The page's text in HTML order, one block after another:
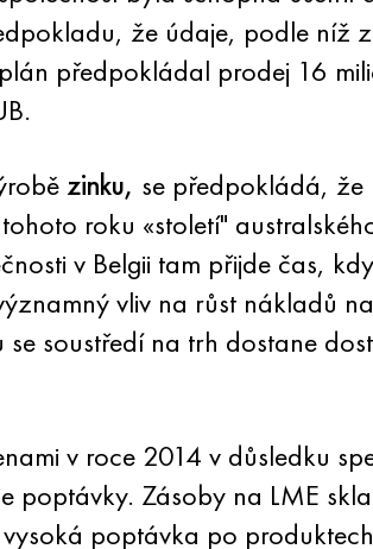
že údaje, podle níž
předpokládal prodej 16
zinku, se předpokládá,
roku «století"
v Belgii tam přijde čas,
vliv na růst nákladů na
soustředí na trh dostane
v roce 2014 v důsledku
Zásoby na LME
poptávka po